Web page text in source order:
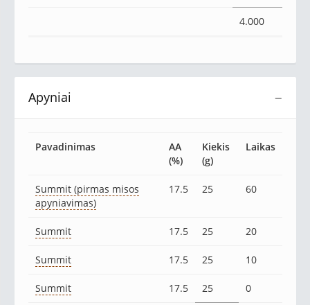
4.000
−
Apyniai
Pavadinimas
AA
(%)
Kiekis
(g)
Laikas
Summit (pirmas misos
apyniavimas)
17.5 25 60
Summit 17.5 25 20
Summit 17.5 25 10
Summit 17.5 25 0